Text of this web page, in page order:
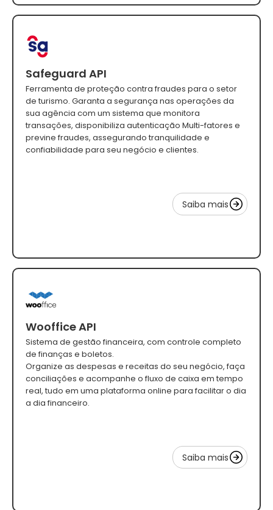
Safeguard API
Ferramenta de proteção contra fraudes para o setor
de turismo. Garanta a segurança nas operações da
sua agência com um sistema que monitora
transações, disponibiliza autenticação Multi-fatores e
previne fraudes, assegurando tranquilidade e
confiabilidade para seu negócio e clientes.
Saiba mais
Wooffice API
Sistema de gestão financeira, com controle completo
de finanças e boletos.
Organize as despesas e receitas do seu negócio, faça
conciliações e acompanhe o fluxo de caixa em tempo
real, tudo em uma plataforma online para facilitar o dia
a dia financeiro.
Saiba mais